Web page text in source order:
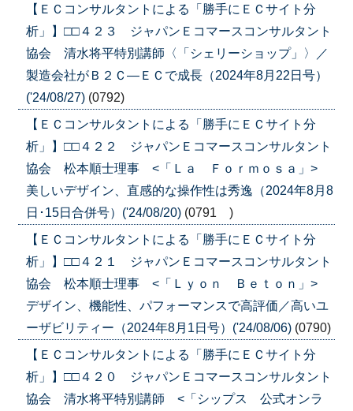
【ＥＣコンサルタントによる「勝手にＥＣサイト分
析」】□□４２３ ジャパンＥコマースコンサルタント
協会 清水将平特別講師〈「シェリーショップ」〉／
製造会社がＢ２Ｃ―ＥＣで成長（2024年8月22日号）
('24/08/27) (0792)
【ＥＣコンサルタントによる「勝手にＥＣサイト分
析」】□□４２２ ジャパンＥコマースコンサルタント
協会 松本順士理事 <「Ｌａ Ｆｏｒｍｏｓａ」>
美しいデザイン、直感的な操作性は秀逸（2024年8月8
日･15日合併号）('24/08/20) (0791 )
【ＥＣコンサルタントによる「勝手にＥＣサイト分
析」】□□４２１ ジャパンＥコマースコンサルタント
協会 松本順士理事 <「Ｌｙｏｎ Ｂｅｔｏｎ」>
デザイン、機能性、パフォーマンスで高評価／高いユ
ーザビリティー（2024年8月1日号）('24/08/06) (0790)
【ＥＣコンサルタントによる「勝手にＥＣサイト分
析」】□□４２０ ジャパンＥコマースコンサルタント
協会 清水将平特別講師 <「シップス 公式オンラ